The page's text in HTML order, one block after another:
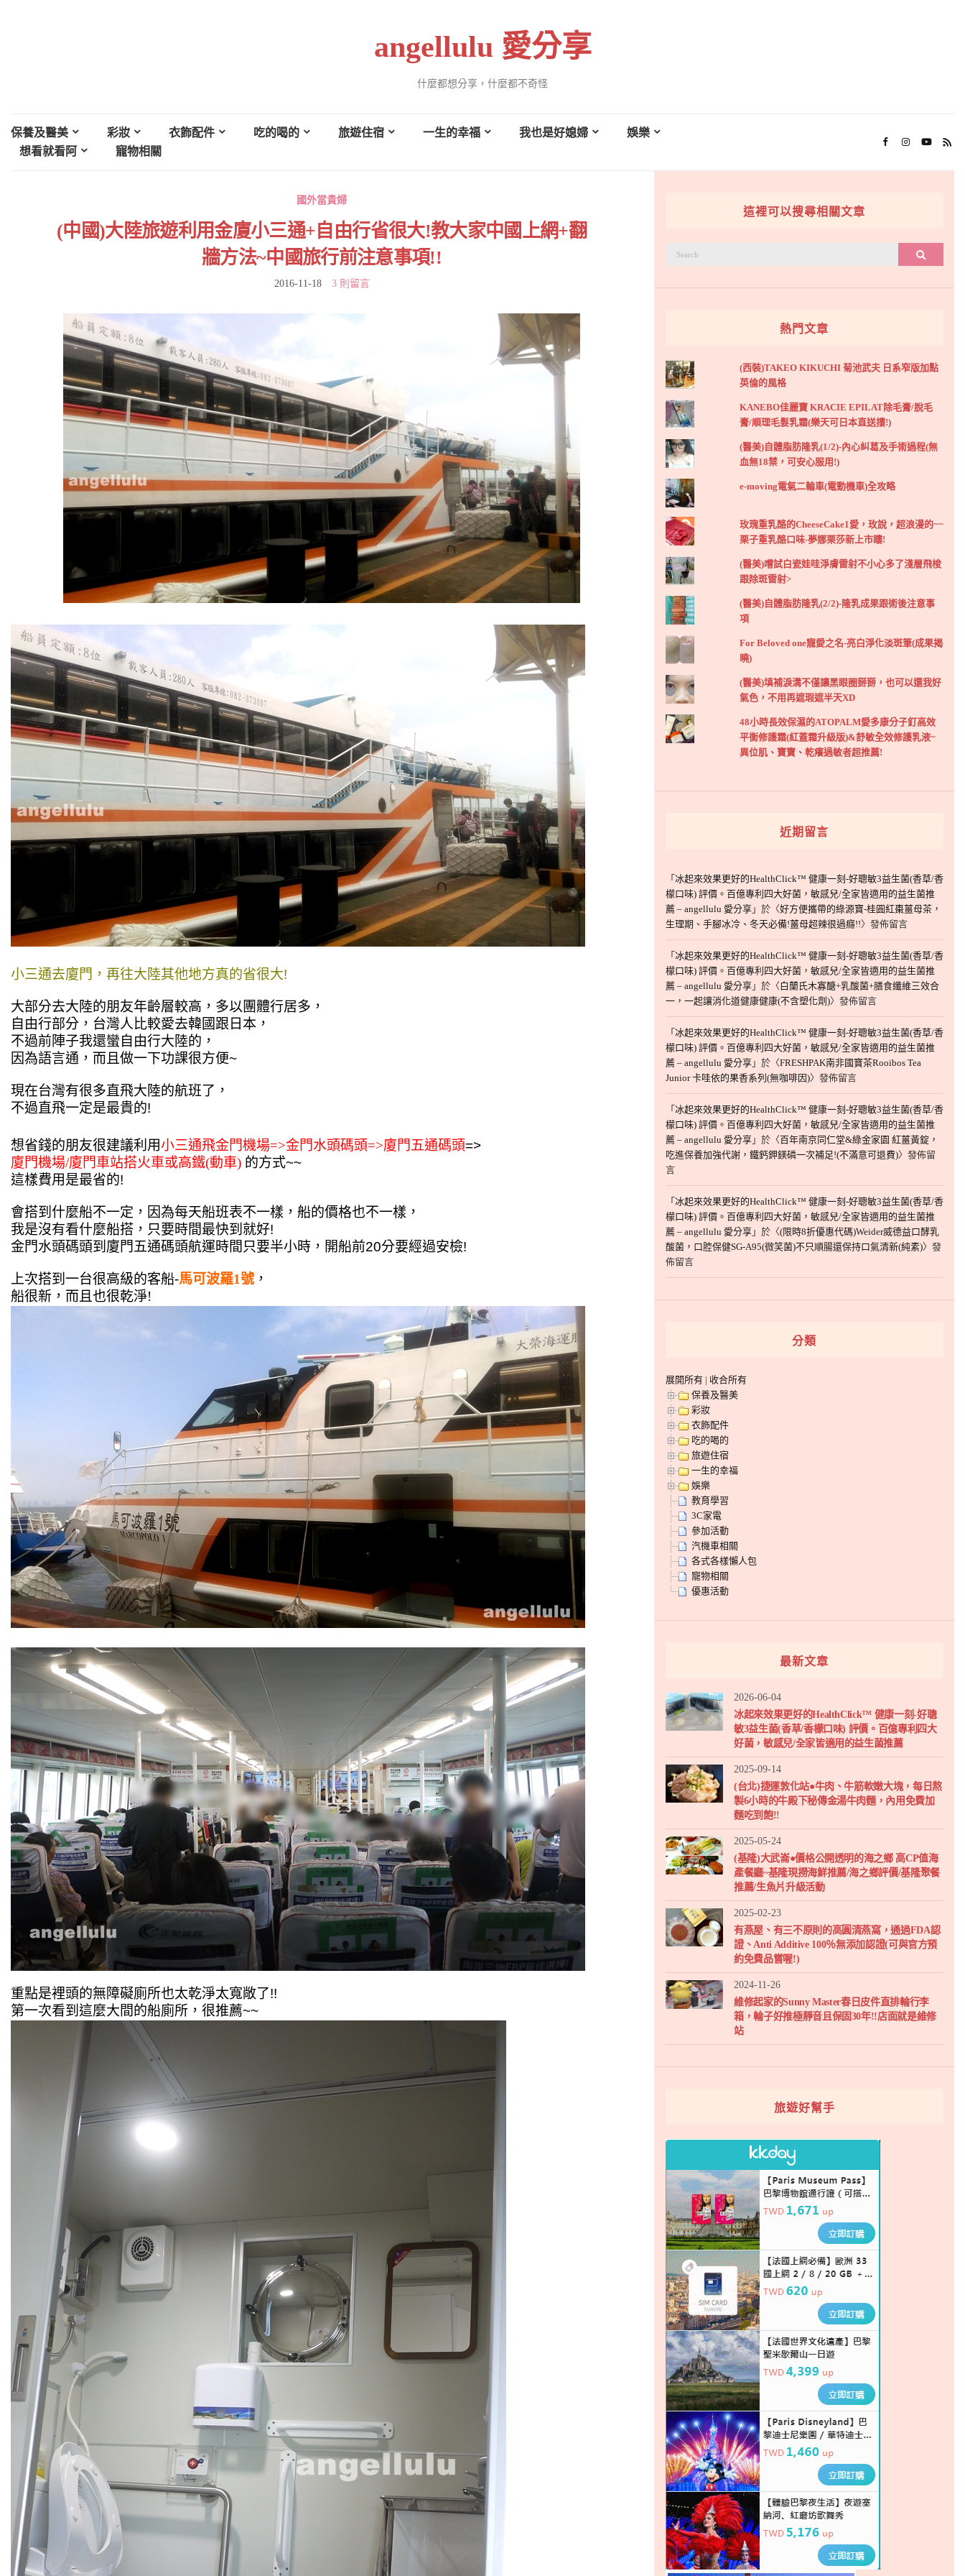
angellulu 愛分享
什麼都想分享，什麼都不奇怪
保養及醫美 彩妝 衣飾配件 吃的喝的 旅遊住宿 一生的幸福 我也是好媳婦
娛樂
想看就看阿
寵物相關
國外當貴婦
(中國)大陸旅遊利用金廈小三通+自由行省很大!教大家中國上網+翻
牆方法~中國旅行前注意事項!!
2016-11-18 3 則留言
小三通去廈門，再往大陸其他地方真的省很大!
大部分去大陸的朋友年齡層較高，多以團體行居多，
自由行部分，台灣人比較愛去韓國跟日本，
不過前陣子我還蠻自由行大陸的，
因為語言通，而且做一下功課很方便~
現在台灣有很多直飛大陸的航班了，
不過直飛一定是最貴的!
想省錢的朋友很建議利用小三通飛金門機場=>金門水頭碼頭=>廈門五通碼頭=>
廈門機場/廈門車站搭火車或高鐵(動車) 的方式~~
這樣費用是最省的!
會搭到什麼船不一定，因為每天船班表不一樣，船的價格也不一樣，
我是沒有看什麼船搭，只要時間最快到就好!
金門水頭碼頭到廈門五通碼頭航運時間只要半小時，開船前20分要經過安檢!
上次搭到一台很高級的客船-馬可波羅1號，
船很新，而且也很乾淨!
重點是裡頭的無障礙廁所也太乾淨太寬敞了!!
第一次看到這麼大間的船廁所，很推薦~~
這裡可以搜尋相關文章
搜尋
熱門文章
(西裝)TAKEO KIKUCHI 菊池武夫 日系窄版加點
英倫的風格
KANEBO佳麗寶 KRACIE EPILAT除毛膏/脫毛
膏/順理毛髮乳霜(樂天可日本直送摟!)
(醫美)自體脂肪隆乳(1/2)-內心糾葛及手術過程(無
血無18禁，可安心服用!)
e-moving電氣二輪車(電動機車)全攻略
玫瑰重乳酪的CheeseCake1愛，玫說，超浪漫的~~
栗子重乳酪口味-夢娜栗莎新上市瞜!
(醫美)嚐試白瓷娃哇淨膚雷射不小心多了淺層飛梭
跟除斑雷射>
(醫美)自體脂肪隆乳(2/2)-隆乳成果跟術後注意事
項
For Beloved one寵愛之名-亮白淨化淡斑筆(成果揭
曉)
(醫美)填補淚溝不僅讓黑眼圈掰掰，也可以還我好
氣色，不用再遮瑕遮半天XD
48小時長效保濕的ATOPALM愛多康分子釘高效
平衡修護霜(紅蓋霜升級版)&舒敏全效修護乳液~
異位肌、寶寶、乾癢過敏者超推薦!
近期留言
「 冰起來效果更好的HealthClick™ 健康一刻-好聰敏3益生菌(香草/香
檬口味) 評價。百億專利四大好菌，敏感兒/全家皆適用的益生菌推
薦 – angellulu 愛分享 」於〈好方便攜帶的綠源寶-桂圓紅棗薑母茶，
生理期、手腳冰冷、冬天必備!薑母超辣很過癮!!〉發佈留言
「 冰起來效果更好的HealthClick™ 健康一刻-好聰敏3益生菌(香草/香
檬口味) 評價。百億專利四大好菌，敏感兒/全家皆適用的益生菌推
薦 – angellulu 愛分享 」於〈白蘭氏木寡醣+乳酸菌+膳食纖維三效合
一，一起讓消化道健康健康(不含塑化劑)〉發佈留言
「 冰起來效果更好的HealthClick™ 健康一刻-好聰敏3益生菌(香草/香
檬口味) 評價。百億專利四大好菌，敏感兒/全家皆適用的益生菌推
薦 – angellulu 愛分享 」於〈FRESHPAK南非國寶茶Rooibos Tea
Junior 卡哇依的果香系列(無咖啡因)〉發佈留言
「 冰起來效果更好的HealthClick™ 健康一刻-好聰敏3益生菌(香草/香
檬口味) 評價。百億專利四大好菌，敏感兒/全家皆適用的益生菌推
薦 – angellulu 愛分享 」於〈百年南京同仁堂&綠金家園 紅薑黃錠，
吃進保養加強代謝，鐵鈣鉀鎂磷一次補足!(不滿意可退費)〉發佈留
言
「 冰起來效果更好的HealthClick™ 健康一刻-好聰敏3益生菌(香草/香
檬口味) 評價。百億專利四大好菌，敏感兒/全家皆適用的益生菌推
薦 – angellulu 愛分享 」於〈(限時8折優惠代碼)Weider威德益口酵乳
酸菌，口腔保健SG-A95(微笑菌)不只順腸還保持口氣清新(純素)〉發
佈留言
分類
展開所有 | 收合所有
保養及醫美
彩妝
衣飾配件
吃的喝的
旅遊住宿
一生的幸福
娛樂
教育學習
3C家電
參加活動
汽機車相關
各式各樣懶人包
寵物相關
優惠活動
最新文章
2026-06-04
冰起來效果更好的HealthClick™ 健康一刻-好聰
敏3益生菌(香草/香檬口味) 評價。百億專利四大
好菌，敏感兒/全家皆適用的益生菌推薦
2025-09-14
(台北)捷運敦化站●牛肉、牛筋軟嫩大塊，每日熬
製6小時的牛殿下秘傳金湯牛肉麵，內用免費加
麵吃到飽!!
2025-05-24
(基隆)大武崙●價格公開透明的海之鄉 高CP值海
產餐廳~基隆現撈海鮮推薦/海之鄉評價/基隆聚餐
推薦/生魚片升級活動
2025-02-23
有燕屋、有三不原則的高圓清燕窩，通過FDA認
證、Anti Additive 100％無添加認證(可與官方預
約免費品嘗喔!)
2024-11-26
維修起家的Sunny Master春日皮件直排輪行李
箱，輪子好推極靜音且保固30年!!店面就是維修
站
旅遊好幫手